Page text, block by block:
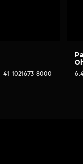
41-1021673-8000